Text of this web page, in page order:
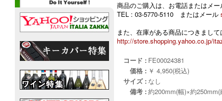
商品のご購入は、お電話またはメ
TEL : 03-5770-5110 またはメール
また、在庫がある商品につきまし
http://store.shopping.yahoo.co.jp/
コード : FE00024381
価格 : ￥ 4,950(税込)
サイズ : なし
備考 : 約200mm(幅)×約